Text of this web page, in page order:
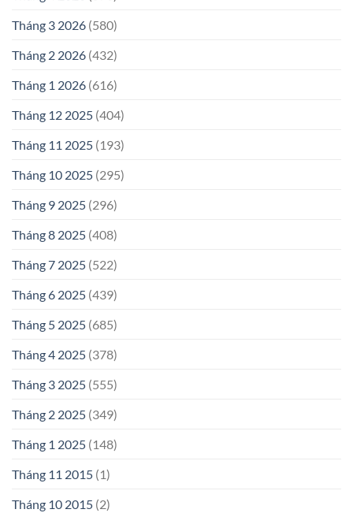
Tháng 3 2026 (580)
Tháng 2 2026 (432)
Tháng 1 2026 (616)
Tháng 12 2025 (404)
Tháng 11 2025 (193)
Tháng 10 2025 (295)
Tháng 9 2025 (296)
Tháng 8 2025 (408)
Tháng 7 2025 (522)
Tháng 6 2025 (439)
Tháng 5 2025 (685)
Tháng 4 2025 (378)
Tháng 3 2025 (555)
Tháng 2 2025 (349)
Tháng 1 2025 (148)
Tháng 11 2015 (1)
Tháng 10 2015 (2)